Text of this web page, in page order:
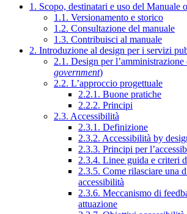
1. Scopo, destinatari e uso del Manuale
1.1. Versionamento e storico
1.2. Consultazione del manuale
1.3. Contribuisci al manuale
2. Introduzione al design per i servizi
2.1. Design per
government)
2.2. L’approccio progettuale
2.2.1. Buone pratiche
2.2.2. Principi
2.3. Accessibilità
2.3.1. Definizione
2.3.2. Accessibilità by
2.3.3. Principi per
2.3.4. Linee guida e criteri
2.3.5. Come rilasciare una
accessibilità
2.3.6. Meccanismo di
attuazione